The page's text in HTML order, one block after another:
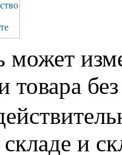
может
товара
и